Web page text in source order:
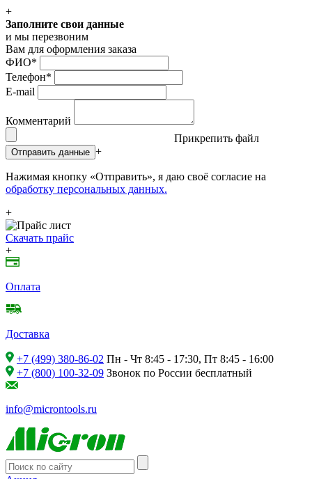
+
Заполните свои данные
и мы перезвоним
Вам для оформления заказа
ФИО*
Телефон*
E-mail
Комментарий
Прикрепить файл
Отправить данные +
Нажимая кнопку «Отправить», я даю своё согласие на
обработку персональных данных.
+
Скачать прайс
+
Оплата
Доставка
+7 (499) 380-86-02 Пн - Чт 8:45 - 17:30, Пт 8:45 - 16:00
+7 (800) 100-32-09 Звонок по России бесплатный
info@microntools.ru